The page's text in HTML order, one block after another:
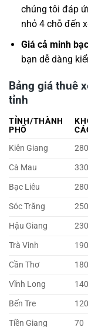
chúng tôi đáp
nhỏ 4 chỗ đến
Giá cả minh
bạn dễ dàng
Bảng giá thuê
tỉnh
TỈNH/THÀNH
PHỐ
Kiên Giang
280
Cà Mau
330
Bạc Liêu
280
Sóc Trăng
250
Hậu Giang
230
Trà Vinh
190
Cần Thơ
180
Vĩnh Long
140
Bến Tre
120
Tiền Giang
70